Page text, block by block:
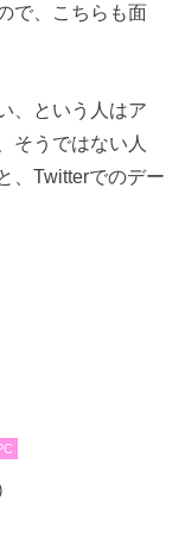
で、こちらも面
、という人はア
そうではない人
、Twitterでのデー